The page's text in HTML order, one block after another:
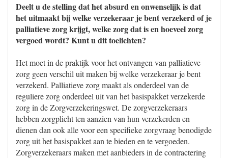
Deelt u de stelling dat het absurd en onwenselijk is dat
het uitmaakt bij welke verzekeraar je bent verzekerd of je
palliatieve zorg krijgt, welke zorg dat is en hoeveel zorg
vergoed wordt? Kunt u dit toelichten?
Het moet in de praktijk voor het ontvangen van palliatieve
zorg geen verschil uit maken bij welke verzekeraar je bent
verzekerd. Palliatieve zorg maakt als onderdeel van de
reguliere zorg onderdeel uit van het basispakket verzekerde
zorg in de Zorgverzekeringswet. De zorgverzekeraars
hebben zorgplicht ten aanzien van hun verzekerden en
dienen dan ook alle voor een specifieke zorgvraag benodigde
zorg uit het basispakket aan te bieden en te vergoeden.
Zorgverzekeraars maken met aanbieders in de contractering